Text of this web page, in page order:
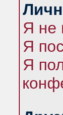
Я не
Я
Я